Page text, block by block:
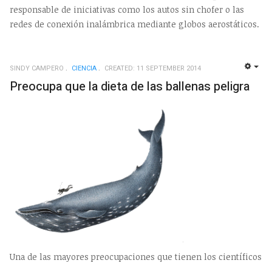
responsable de iniciativas como los autos sin chofer o las
redes de conexión inalámbrica mediante globos aerostáticos.
SINDY CAMPERO CIENCIA CREATED: 11 SEPTEMBER 2014
Preocupa que la dieta de las ballenas peligra
Una de las mayores preocupaciones que tienen los científicos